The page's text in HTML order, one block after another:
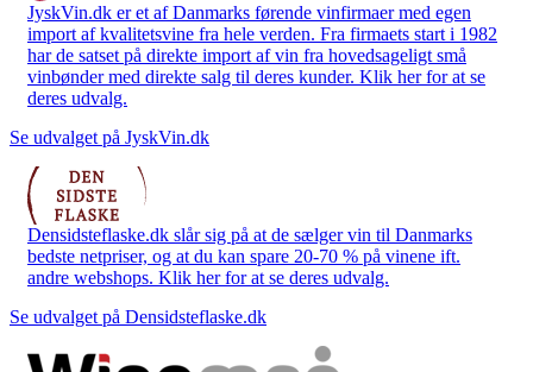
JyskVin.dk er et af Danmarks førende vinfirmaer med egen
import af kvalitetsvine fra hele verden. Fra firmaets start i 1982
har de satset på direkte import af vin fra hovedsageligt små
vinbønder med direkte salg til deres kunder. Klik her for at se
deres udvalg.
Se udvalget på JyskVin.dk
Densidsteflaske.dk slår sig på at de sælger vin til Danmarks
bedste netpriser, og at du kan spare 20-70 % på vinene ift.
andre webshops. Klik her for at se deres udvalg.
Se udvalget på Densidsteflaske.dk